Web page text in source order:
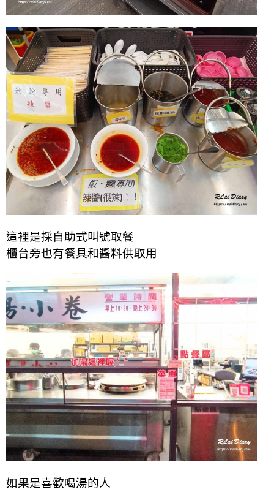
這裡是採自助式叫號取餐
櫃台旁也有餐具和醬料供取用
如果是喜歡喝湯的人